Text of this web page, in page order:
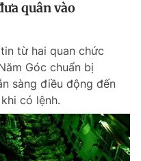
quân vào
từ hai quan chức
Góc chuẩn bị
sàng điều động đến
có lệnh.